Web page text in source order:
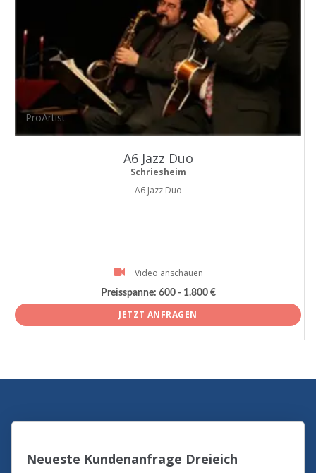
ProArtist
A6 Jazz Duo
Schriesheim
A6 Jazz Duo
Video anschauen
Preisspanne: 600 - 1.800 €
JETZT ANFRAGEN
Neueste Kundenanfrage Dreieich